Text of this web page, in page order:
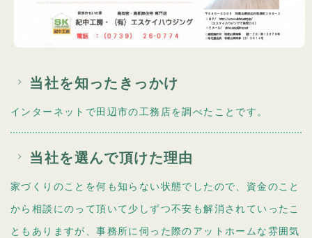
当社を知ったきっかけ
インターネットで田辺市の工務店を調べたことです。
当社を選んで頂けた理由
家づくりのことを何も知らない状態でしたので、資金のこと
から相談にのって頂いて少しずつ不安も解消されていったこ
ともありますが、事務所に伺った際のアットホームな雰囲気